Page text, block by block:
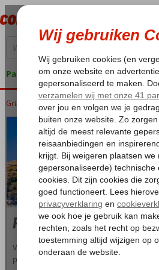
Pakketgarantie
Home
Griekenland Rhodos
Rhodos
Vakantie vieren op Rhodos betekent niet
paradijselijke drie-eenheid zon, zee en